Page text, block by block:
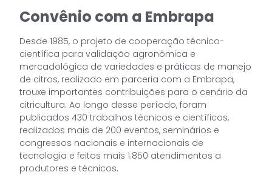
Convênio com a Embrapa
Desde 1985, o projeto de cooperação técnico-
científica para validação agronômica e
mercadológica de variedades e práticas de manejo
de citros, realizado em parceria com a Embrapa,
trouxe importantes contribuições para o cenário da
citricultura. Ao longo desse período, foram
publicados 430 trabalhos técnicos e científicos,
realizados mais de 200 eventos, seminários e
congressos nacionais e internacionais de
tecnologia e feitos mais 1.850 atendimentos a
produtores e técnicos.